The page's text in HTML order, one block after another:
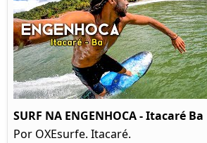
SURF NA ENGENHOCA - Itacaré Ba
Por OXEsurfe. Itacaré.